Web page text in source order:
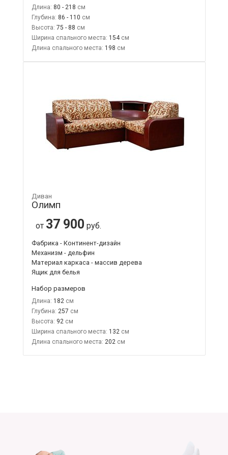
Длина: 80 - 218
Глубина: 86 - 110
Высота: 75 - 88
Ширина спального места: 154
Длина спального места: 198
Диван
Олимп
от 37 900 руб.
Фабрика - Континент-дизайн
Механизм - дельфин
Материал каркаса - массив дерева
Ящик для белья
Набор размеров
Длина: 182
Глубина: 257
Высота: 92
Ширина спального места: 132
Длина спального места: 202